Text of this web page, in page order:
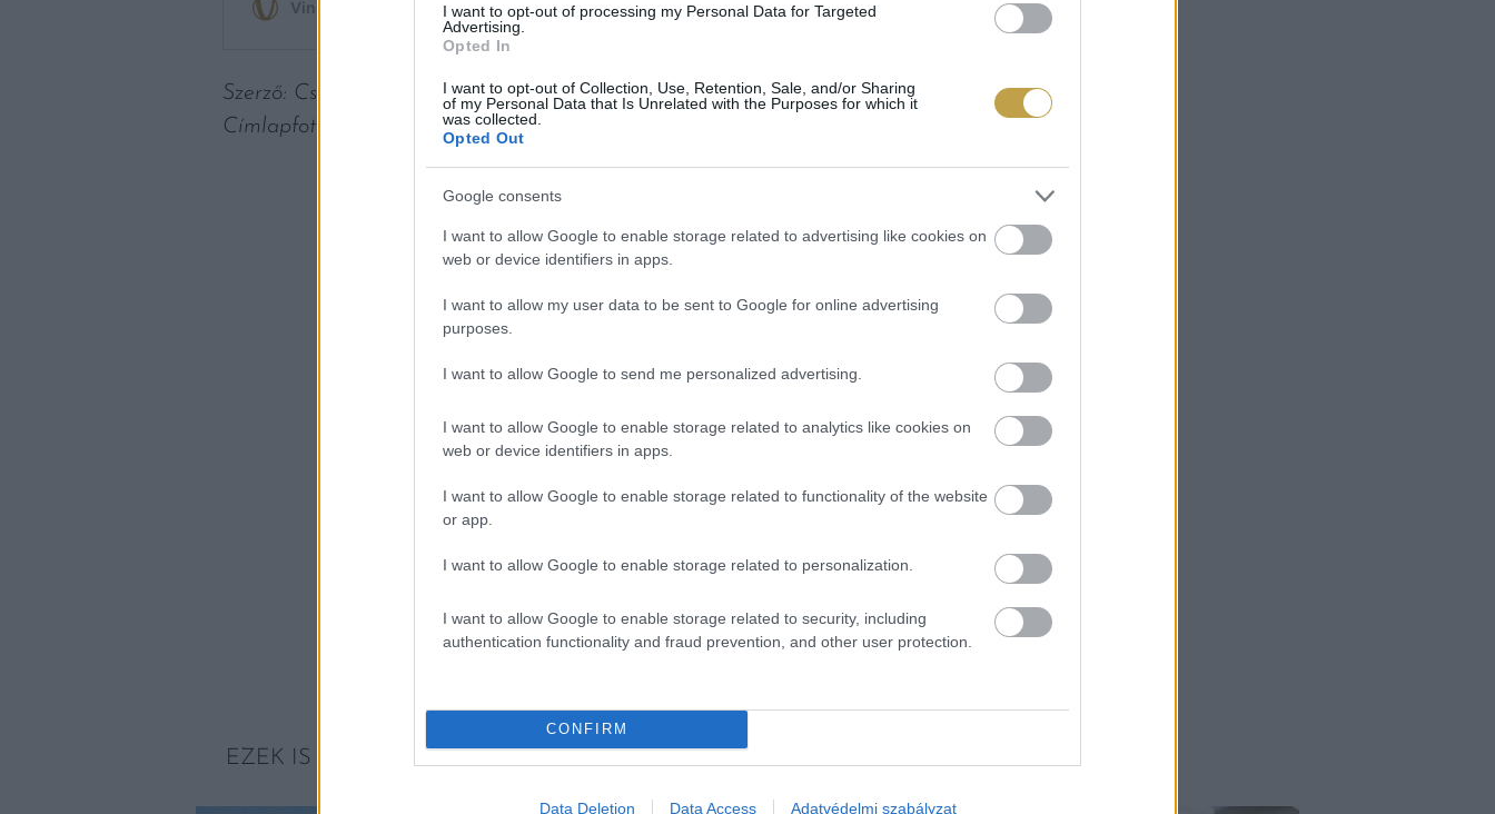
I want to opt-out of processing my Personal Data for Targeted
Advertising.
Opted In
I want to opt-out of Collection, Use, Retention, Sale, and/or Sharing
of my Personal Data that Is Unrelated with the Purposes for which it
was collected.
Opted Out
Google consents
I want to allow Google to enable storage related to advertising like cookies on
web or device identifiers in apps.
I want to allow my user data to be sent to Google for online advertising
purposes.
I want to allow Google to send me personalized advertising.
I want to allow Google to enable storage related to analytics like cookies on
web or device identifiers in apps.
I want to allow Google to enable storage related to functionality of the website
or app.
I want to allow Google to enable storage related to personalization.
I want to allow Google to enable storage related to security, including
authentication functionality and fraud prevention, and other user protection.
CONFIRM
Data Deletion Data Access Adatvédelmi szabályzat
Szerző: Csáka Eszter
Címlapfotó:
JESHOOTS.COM/ Unsplash
EZEK IS ÉRDEKELHETNEK